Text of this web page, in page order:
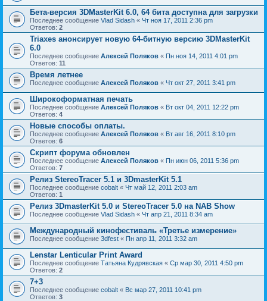
Бета-версия 3DMasterKit 6.0, 64 бита доступна для загрузки
Последнее сообщение Vlad Sidash « Чт ноя 17, 2011 2:36 pm
Ответов: 2
Triaxes анонсирует новую 64-битную версию 3DMasterKit
6.0
Последнее сообщение Алексей Поляков « Пн ноя 14, 2011 4:01 pm
Ответов: 11
Время летнее
Последнее сообщение Алексей Поляков « Чт окт 27, 2011 3:41 pm
Широкоформатная печать
Последнее сообщение Алексей Поляков « Вт окт 04, 2011 12:22 pm
Ответов: 4
Новые способы оплаты.
Последнее сообщение Алексей Поляков « Вт авг 16, 2011 8:10 pm
Ответов: 6
Скрипт форума обновлен
Последнее сообщение Алексей Поляков « Пн июн 06, 2011 5:36 pm
Ответов: 7
Релиз StereoTracer 5.1 и 3DmasterKit 5.1
Последнее сообщение cobalt « Чт май 12, 2011 2:03 am
Ответов: 1
Релиз 3DmasterKit 5.0 и StereoTracer 5.0 на NAB Show
Последнее сообщение Vlad Sidash « Чт апр 21, 2011 8:34 am
Международный кинофестиваль «Третье измерение»
Последнее сообщение 3dfest « Пн апр 11, 2011 3:32 am
Lenstar Lenticular Print Award
Последнее сообщение Татьяна Кудрявская « Ср мар 30, 2011 4:50 pm
Ответов: 2
7+3
Последнее сообщение cobalt « Вс мар 27, 2011 10:41 pm
Ответов: 3